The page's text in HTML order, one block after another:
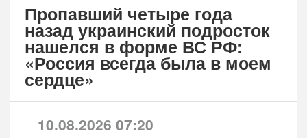
Пропавший четыре года
назад украинский подросток
нашелся в форме ВС РФ:
«Россия всегда была в моем
сердце»
10.08.2026 07:20